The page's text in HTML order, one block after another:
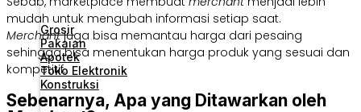
Grosir
Pakaian
Apotek
Toko Elektronik
Konstruksi
mudah untuk mengubah informasi setiap saat.
Merchantjuga bisa memantau harga dari pesaing
sehingga bisa menentukan harga produk yang sesuai dan
kompetitif.
Sebenarnya, Apa yang Ditawarkan oleh